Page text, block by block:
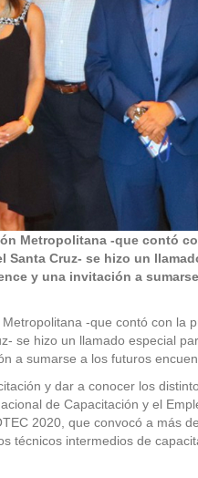
Metropolitana -que contó
Santa Cruz- se hizo un
y una invitación a
-que contó con la
se hizo un llamado especial
a sumarse a los futuros
y dar a conocer los
de Capacitación y el
2020, que convocó a más
técnicos intermedios de